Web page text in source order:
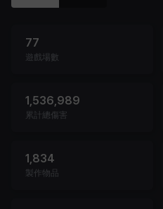
77
遊戲場數
1,536,989
累計總傷害
1,834
製作物品